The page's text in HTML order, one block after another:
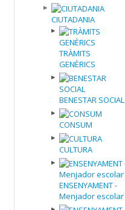
CIUTADANIA
TRÀMITS
GENÈRICS
BENESTAR SOCIAL
CONSUM
CULTURA
ENSENYAMENT -
Menjador escolar